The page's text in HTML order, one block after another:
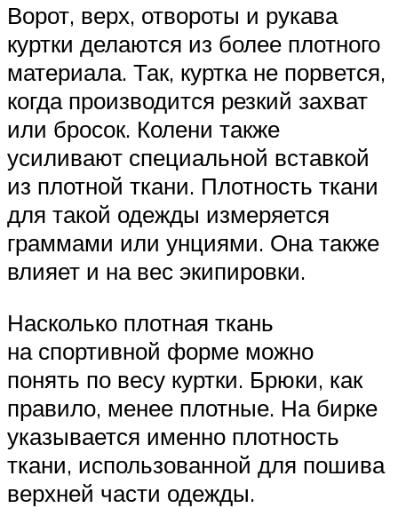
Ворот, верх, отвороты и рукава
куртки делаются из более плотного
материала. Так, куртка не порвется,
когда производится резкий захват
или бросок. Колени также
усиливают специальной вставкой
из плотной ткани. Плотность ткани
для такой одежды измеряется
граммами или унциями. Она также
влияет и на вес экипировки.
Насколько плотная ткань
на спортивной форме можно
понять по весу куртки. Брюки, как
правило, менее плотные. На бирке
указывается именно плотность
ткани, использованной для пошива
верхней части одежды.